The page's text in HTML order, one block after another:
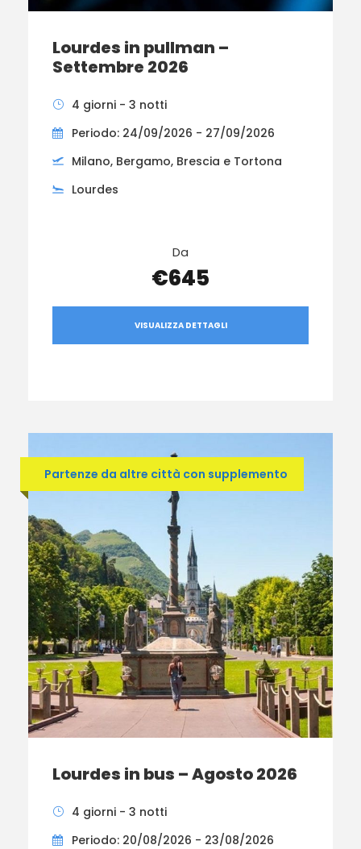
Lourdes in pullman –
Settembre 2026
4 giorni - 3 notti
Periodo: 24/09/2026 - 27/09/2026
Milano, Bergamo, Brescia e Tortona
Lourdes
Da
€645
VISUALIZZA DETTAGLI
Partenze da altre città con supplemento
Lourdes in bus – Agosto 2026
4 giorni - 3 notti
Periodo: 20/08/2026 - 23/08/2026